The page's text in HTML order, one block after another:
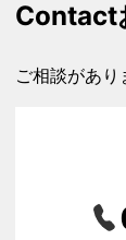
Contact
ご相談があり